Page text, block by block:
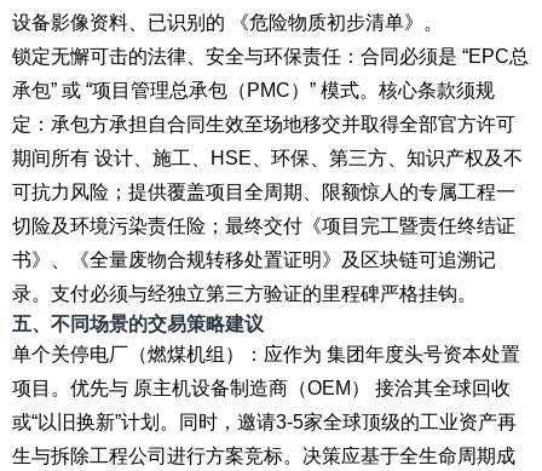
设备影像资料、已识别的 《危险物质初步清单》。
锁定无懈可击的法律、安全与环保责任：合同必须是 “EPC总
承包” 或 “项目管理总承包（PMC）” 模式。核心条款须规
定：承包方承担自合同生效至场地移交并取得全部官方许可
期间所有 设计、施工、HSE、环保、第三方、知识产权及不
可抗力风险；提供覆盖项目全周期、限额惊人的专属工程一
切险及环境污染责任险；最终交付《项目完工暨责任终结证
书》、《全量废物合规转移处置证明》及区块链可追溯记
录。支付必须与经独立第三方验证的里程碑严格挂钩。
五、不同场景的交易策略建议
单个关停电厂（燃煤机组）：应作为 集团年度头号资本处置
项目。优先与 原主机设备制造商（OEM） 接洽其全球回收
或“以旧换新”计划。同时，邀请3-5家全球顶级的工业资产再
生与拆除工程公司进行方案竞标。决策应基于全生命周期成